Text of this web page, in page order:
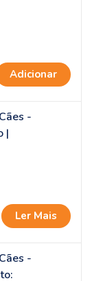
Adicionar
-
|
Ler Mais
-